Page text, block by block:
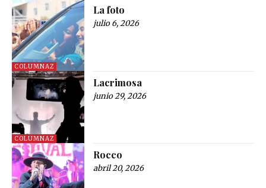
COLUMNAZ
La foto
julio 6, 2026
COLUMNAZ
Lacrimosa
junio 29, 2026
Rocco
abril 20, 2026